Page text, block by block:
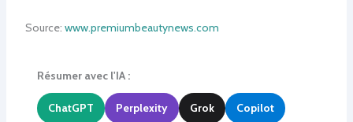
Source: www.premiumbeautynews.com
Résumer avec l'IA :
ChatGPT Perplexity Grok Copilot